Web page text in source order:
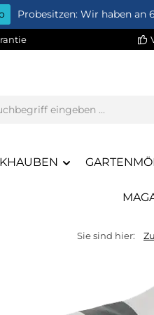
Probesitzen: Wir haben an
Sie sind hier: